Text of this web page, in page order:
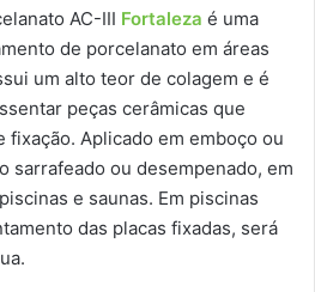
AC-III Fortaleza é uma
de porcelanato em áreas
um alto teor de colagem e é
peças cerâmicas que
Aplicado em emboço ou
sarrafeado ou desempenado, em
e saunas. Em piscinas
das placas fixadas, será